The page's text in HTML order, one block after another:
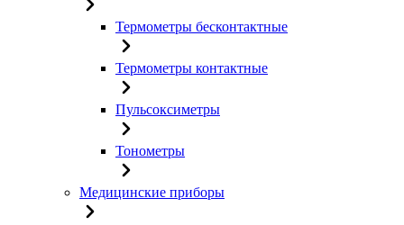
Термометры бесконтактные
Термометры контактные
Пульсоксиметры
Тонометры
Медицинские приборы